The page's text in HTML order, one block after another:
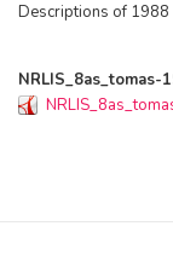
Descriptions of 1988
NRLIS_8as_tomas-